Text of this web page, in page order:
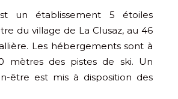
un établissement 5 étoiles
du village de La Clusaz, au 46
Les hébergements sont à
mètres des pistes de ski. Un
être est mis à disposition des